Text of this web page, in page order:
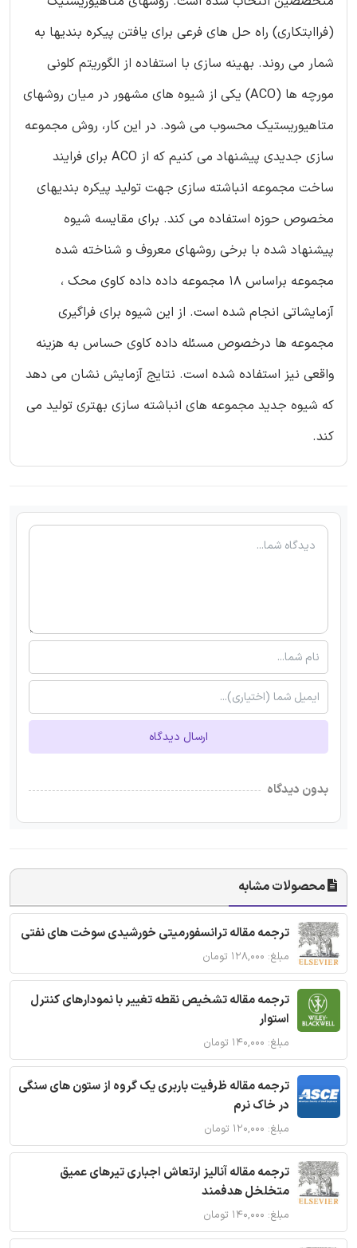
(فراابتکاری) راه حل های فرعی برای یافتن پیکره بندیها به
شمار می روند. بهینه سازی با استفاده از الگوریتم کلونی
مورچه ها (ACO) یکی از شیوه های مشهور در میان روشهای
متاهیوریستیک محسوب می شود. در این کار، روش مجموعه
سازی جدیدی پیشنهاد می کنیم که از ACO برای فرایند
ساخت مجموعه انباشته سازی جهت تولید پیکره بندیهای
مخصوص حوزه استفاده می کند. برای مقایسه شیوه
پیشنهاد شده با برخی روشهای معروف و شناخته شده
مجموعه براساس 18 مجموعه داده داده کاوی محک ،
آزمایشاتی انجام شده است. از این شیوه برای فراگیری
مجموعه ها درخصوص مسئله داده کاوی حساس به هزینه
واقعی نیز استفاده شده است. نتایج آزمایش نشان می دهد
که شیوه جدید مجموعه های انباشته سازی بهتری تولید می
کند.
ارسال دیدگاه
بدون دیدگاه
محصولات مشابه
ترجمه مقاله ترانسفورمیتی خورشیدی سوخت های نفتی
مبلغ: ۱۲۸,۰۰۰ تومان
ترجمه مقاله تشخیص نقطه تغییر با نمودارهای کنترل
استوار
مبلغ: ۱۴۰,۰۰۰ تومان
ترجمه مقاله ظرفیت باربری یک گروه از ستون های سنگی
در خاک نرم
مبلغ: ۱۲۰,۰۰۰ تومان
ترجمه مقاله آنالیز ارتعاش اجباری تیرهای عمیق
متخلخل هدفمند
مبلغ: ۱۴۰,۰۰۰ تومان